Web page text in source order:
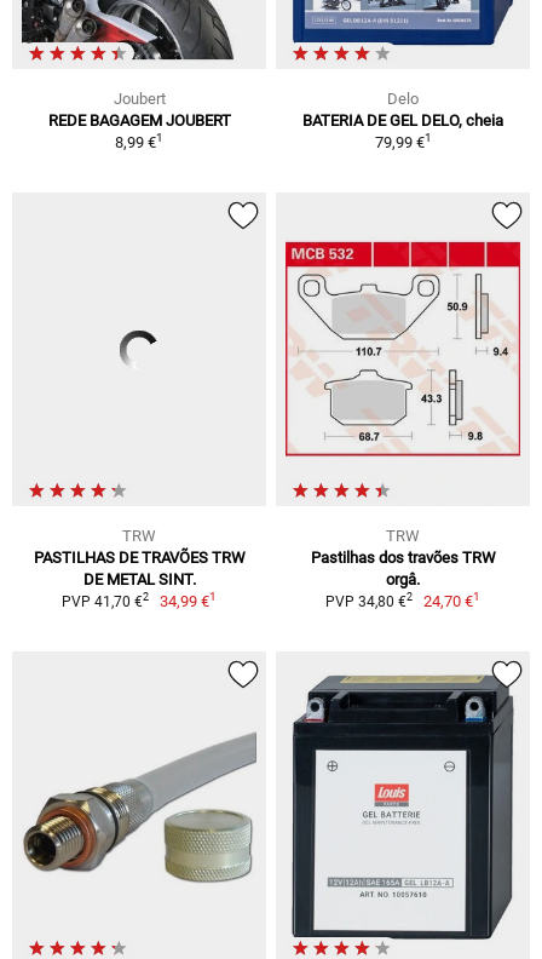
Joubert
REDE BAGAGEM JOUBERT
8,99 €1
Delo
BATERIA DE GEL DELO, cheia
79,99 €1
TRW
PASTILHAS DE TRAVÕES TRW
DE METAL SINT.
PVP 41,70 €2 34,99 €1
TRW
Pastilhas dos travões TRW
orgâ.
PVP 34,80 €2 24,70 €1